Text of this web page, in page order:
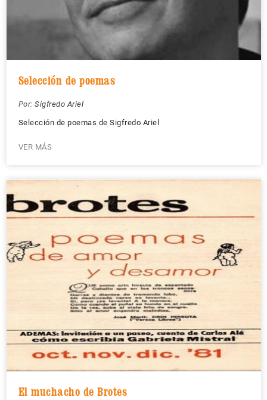
Selección de poemas
Por: Sigfredo Ariel
Selección de poemas de Sigfredo Ariel
VER MÁS
El muchacho de Brotes